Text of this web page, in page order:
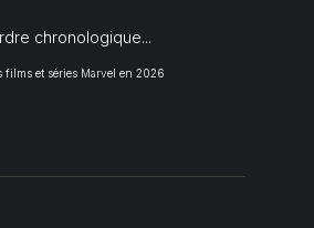
chronologique...
films et séries Marvel en 2026